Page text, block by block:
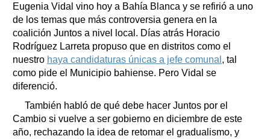
Eugenia Vidal vino hoy a Bahía Blanca y se refirió a uno
de los temas que más controversia genera en la
coalición Juntos a nivel local. Días atrás Horacio
Rodríguez Larreta propuso que en distritos como el
nuestro haya candidaturas únicas a jefe comunal , tal
como pide el Municipio bahiense. Pero Vidal se
diferenció.
También habló de qué debe hacer Juntos por el
Cambio si vuelve a ser gobierno en diciembre de este
año, rechazando la idea de retomar el gradualismo, y